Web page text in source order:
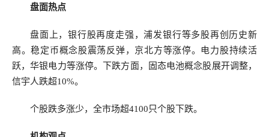
盘面热点
盘面上，银行股再度走强，浦发银行等多股再创历史新
高。稳定币概念股震荡反弹，京北方等涨停。电力股持续活
跃，华银电力等涨停。下跌方面，固态电池概念股展开调整，
信宇人跌超10%。
个股跌多涨少，全市场超4100只个股下跌。